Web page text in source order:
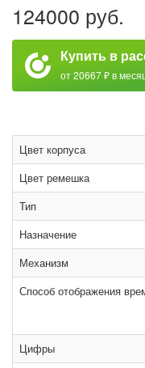
124000 руб.
Купить в
от 20667 ₽ в
Цвет корпуса
Цвет ремешка
Тип
Назначение
Механизм
Способ отображения
Цифры